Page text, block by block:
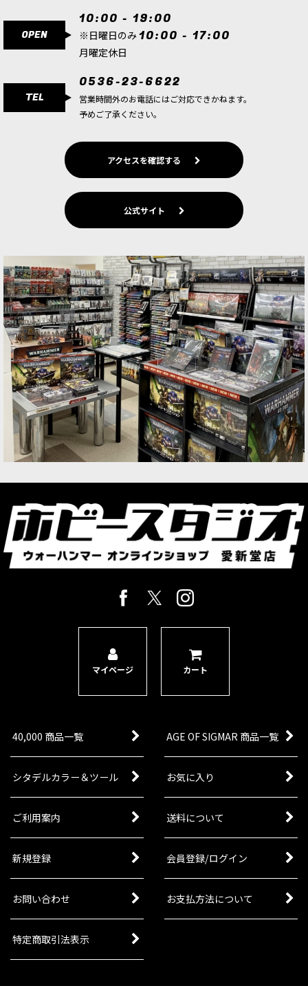
こちらは直輸入品のため、送料無料・会員割引・
クーポン割引対象外の商品です。
◆直輸入品◆[シタデルベース] CITADEL 60MM
700円 (税込)
1点
こちらは直輸入品のため、送料無料・会員割引・
◆直輸入品◆[シタデルベース] CITADEL 80MM
ROUND BASE
700円(税込)
こちらは直輸入品のため、送料無料・会員割引・
◆直輸入品◆[シタデルベース] CITADEL LARGE
OVAL BASE (120mm×92mm)
700円(税込)
ただいま売り切れ中
こちらは直輸入品のため、送料無料・会員割引・
クーポン割引対象外の商品です。120×92mmの
楕円のベースが1枚入っています。
OPEN
10:00 - 19:00
※日曜日のみ 10:00 - 17:00
月曜定休日
TEL
0536-23-6622
営業時間外のお電話にはご対応できかねます。
予めご了承ください。
アクセスを確認する
公式サイト
マイページ カート
40,000 商品一覧 AGE OF SIGMAR 商品一覧
シタデルカラー＆ツール お気に入り
ご利用案内 送料について
新規登録 会員登録/ログイン
お問い合わせ お支払方法について
特定商取引法表示